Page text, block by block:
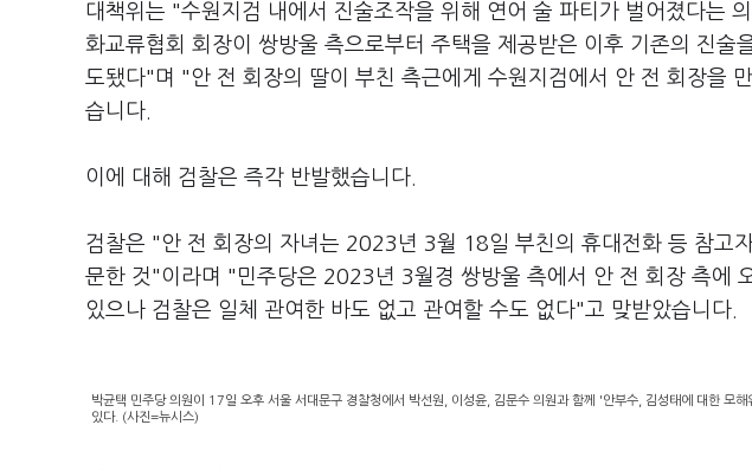
대책위는 "수원지검 내에서 진술조작을 위해 연어 술 파티가 벌어졌다는
화교류협회 회장이 쌍방울 측으로부터 주택을 제공받은 이후 기존의 진술
도됐다"며 "안 전 회장의 딸이 부친 측근에게 수원지검에서 안 전 회장을
습니다.
이에 대해 검찰은 즉각 반발했습니다.
검찰은 "안 전 회장의 자녀는 2023년 3월 18일 부친의 휴대전화 등 참고
문한 것"이라며 "민주당은 2023년 3월경 쌍방울 측에서 안 전 회장 측에
있으나 검찰은 일체 관여한 바도 없고 관여할 수도 없다"고 맞받았습니다.
박균택 민주당 의원이 17일 오후 서울 서대문구 경찰청에서 박선원, 이성윤, 김문수 의원과 함께 '안부수, 김성태에 대한 모
있다. (사진=뉴시스)